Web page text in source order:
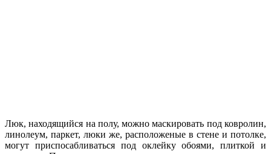
Люк, находящийся на полу, можно маскировать под ковролин,
линолеум, паркет, люки же, расположеные в стене и потолке,
могут приспосабливаться под оклейку обоями, плиткой и